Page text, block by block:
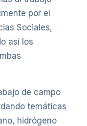
por el
Sociales,
así los
de campo
temáticas
hidrógeno